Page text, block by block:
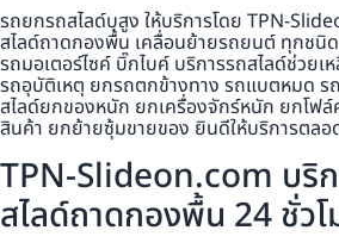
รถยกรถสไลด์บุสูง ให้บริการโดย TPN-
สไลด์ถาดกองพื้น เคลื่อนย้ายรถยนต์ ทุกชนิ
รถมอเตอร์ไซค์ บิ๊กไบค์ บริการรถสไลด์ช่วย
รถอุบัติเหตุ ยกรถตกข้างทาง รถแบตหมด ร
สไลด์ยกของหนัก ยกเครื่องจักร์หนัก ยกโฟ
สินค้า ยกย้ายซุ้มขายของ ยินดีให้บริการตลอ
TPN-Slideon.com บริ
สไลด์ถาดกองพื้น 24 ชั่วโ